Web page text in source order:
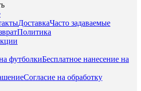
ДоставкаЧасто задаваемые
Политика
футболкиБесплатное нанесение на
Согласие на обработку